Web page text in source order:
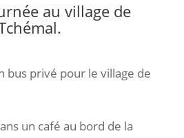
au village de
bus privé pour le village de
un café au bord de la